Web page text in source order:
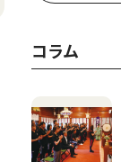
コラム